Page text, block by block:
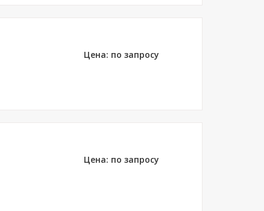
Цена: по запросу
Цена: по запросу